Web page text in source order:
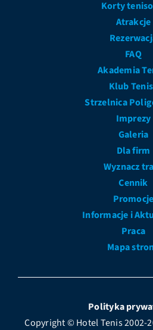
Korty
Atrakcje
FAQ
Akademia
Klub
Strzelnica
Imprezy
Galeria
Dla firm
Wyznacz
Cennik
Promocje
Informacje i
Praca
Mapa
Polityka
Copyright © Hotel Tenis 2002-